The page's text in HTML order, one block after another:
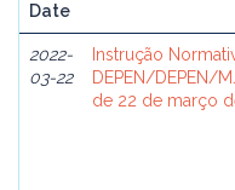
Date
2022-
03-22
Instrução
DEPEN/DEPEN/
de 22 de março